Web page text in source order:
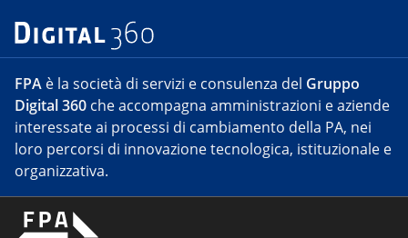
FPA è la società di servizi e consulenza del Gruppo
Digital 360 che accompagna amministrazioni e aziende
interessate ai processi di cambiamento della PA, nei
loro percorsi di innovazione tecnologica, istituzionale e
organizzativa.